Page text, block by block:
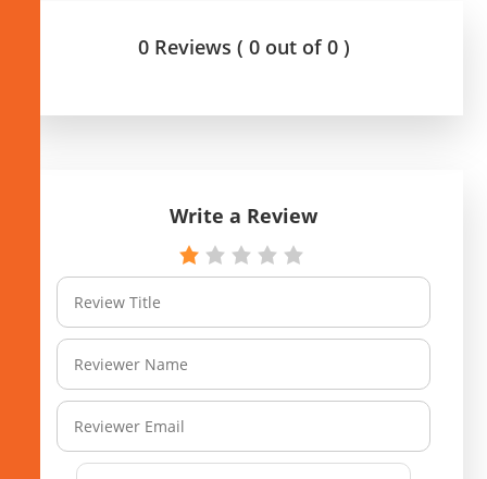
0 Reviews ( 0 out of 0 )
Write a Review